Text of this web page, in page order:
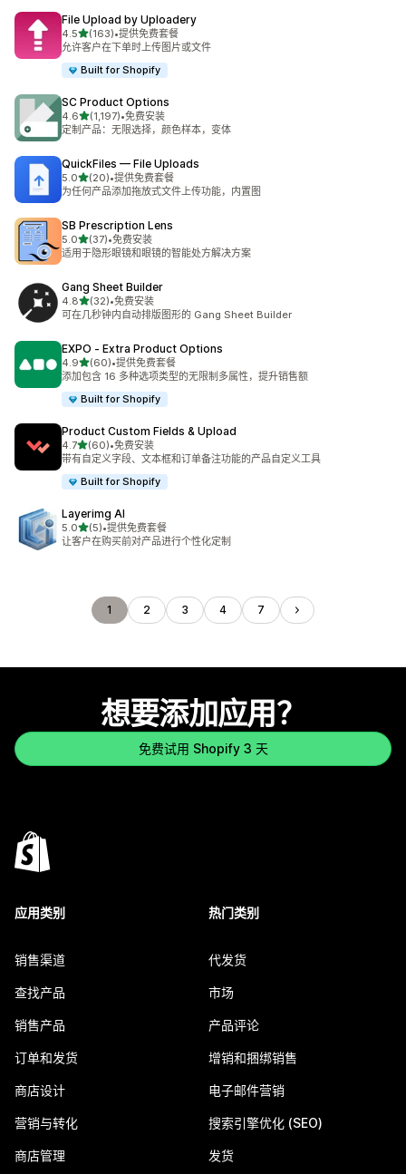
File Upload by Uploadery
4.5星（满分 5 星）
(163)
总共 163 条评论
•提供免费套餐
允许客户在下单时上传图片或文件
Built for Shopify
SC Product Options
4.6星（满分 5 星）
(1,197)
总共 1197 条评论
•免费安装
定制产品：无限选择，颜色样本，变体
QuickFiles — File Uploads
5.0星（满分 5 星）
(20)
总共 20 条评论
•提供免费套餐
为任何产品添加拖放式文件上传功能，内置图
SB Prescription Lens
5.0星（满分 5 星）
(37)
总共 37 条评论
•免费安装
适用于隐形眼镜和眼镜的智能处方解决方案
Gang Sheet Builder
4.8星（满分 5 星）
(32)
总共 32 条评论
•免费安装
可在几秒钟内自动排版图形的 Gang Sheet Builder
EXPO ‑ Extra Product Options
4.9星（满分 5 星）
(60)
总共 60 条评论
•提供免费套餐
添加包含 16 多种选项类型的无限制多属性，提升销售额
Built for Shopify
Product Custom Fields & Upload
4.7星（满分 5 星）
(60)
总共 60 条评论
•免费安装
带有自定义字段、文本框和订单备注功能的产品自定义工具
Built for Shopify
Layerimg AI
5.0星（满分 5 星）
(5)
总共 5 条评论
•提供免费套餐
让客户在购买前对产品进行个性化定制
1 2 3 4 7
想要添加应用？
免费试用 Shopify 3 天
应用类别
销售渠道
查找产品
销售产品
订单和发货
商店设计
营销与转化
商店管理
热门类别
代发货
市场
产品评论
增销和捆绑销售
电子邮件营销
搜索引擎优化 (SEO)
发货